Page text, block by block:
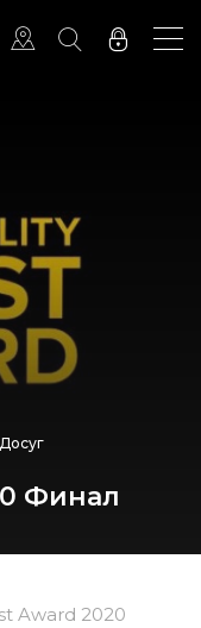
Досуг
Финал
Award 2020